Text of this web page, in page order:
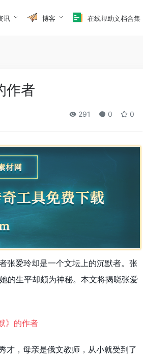
讯 博客 在线帮助文档合集
作者
291 0 0
张爱玲却是一个文坛上的沉默者。张
的生平却颇为神秘。本文将揭晓张爱
才，母亲是俄文教师，从小就受到了